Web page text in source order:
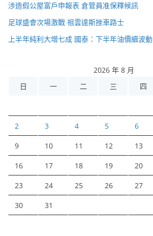
涉造假公屋富戶申報表 倉管員准保釋候訊
足球盛會次場激戰 祖雲達斯挫車路士
上半年純利大增七成 國泰：下半年油價續波動
2026 年 8 月
日
一 二 三 四
2 3 4 5 6
9 10 11 12 13
16 17 18 19 20
23 24 25 26 27
30 31